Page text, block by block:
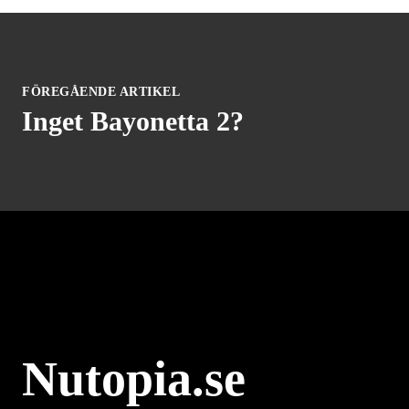
FÖREGÅENDE ARTIKEL
Inget Bayonetta 2?
Nutopia.se